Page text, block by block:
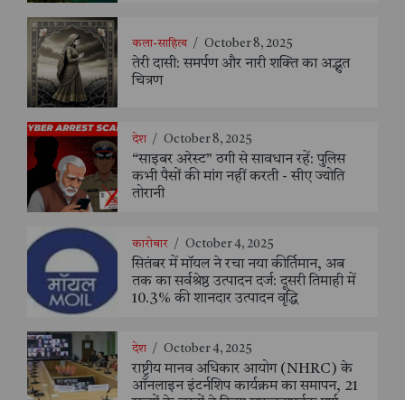
कला-साहित्य / October 8, 2025
तेरी दासी: समर्पण और नारी शक्ति का अद्भुत
चित्रण
देश / October 8, 2025
“साइबर अरेस्ट” ठगी से सावधान रहें: पुलिस
कभी पैसों की मांग नहीं करती - सीए ज्योति
तोरानी
कारोबार / October 4, 2025
सितंबर में मॉयल ने रचा नया कीर्तिमान, अब
तक का सर्वश्रेष्ठ उत्पादन दर्ज: दूसरी तिमाही में
10.3% की शानदार उत्पादन वृद्धि
देश / October 4, 2025
राष्ट्रीय मानव अधिकार आयोग (NHRC) के
ऑनलाइन इंटर्नशिप कार्यक्रम का समापन, 21